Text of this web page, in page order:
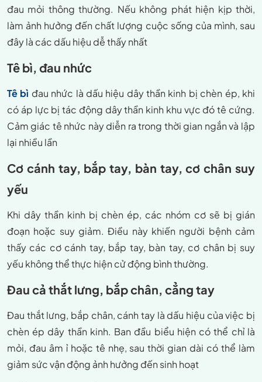
đau mỏi thông thường. Nếu không phát hiện kịp thời,
làm ảnh hưởng đến chất lượng cuộc sống của mình, sau
đây là các dấu hiệu dễ thấy nhất
Tê bì, đau nhức
Tê bì đau nhức là dấu hiệu dây thần kinh bị chèn ép, khi
có áp lực bị tác động dây thần kinh khu vực đó tê cứng.
Cảm giác tê nhức này diễn ra trong thời gian ngắn và lập
lại nhiều lần
Cơ cánh tay, bắp tay, bàn tay, cơ chân suy
yếu
Khi dây thần kinh bị chèn ép, các nhóm cơ sẽ bị gián
đoạn hoặc suy giảm. Điều này khiến người bệnh cảm
thấy các cơ cánh tay, bắp tay, bàn tay, cơ chân bị suy
yếu không thể thực hiện cử động bình thường.
Đau cả thắt lưng, bắp chân, cẳng tay
Đau thắt lưng, bắp chân, cánh tay là dấu hiệu của việc bị
chèn ép dây thần kinh. Ban đầu biểu hiện có thể chỉ là
mỏi, đau âm ỉ hoặc tê nhẹ, sau thời gian dài có thể làm
giảm sức vận động ảnh hưởng đến sinh hoạt